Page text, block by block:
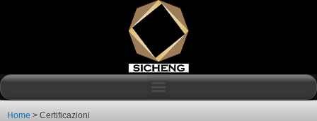
Home > Certificazioni